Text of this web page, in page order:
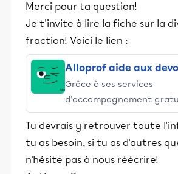
Merci pour ta question!
Je t'invite à lire la fiche sur la
fraction! Voici le lien :
Alloprof aide aux
Grâce à ses services
d’accompagnement
stimulants, Alloprof
et leurs parents dans la
éducative.
Tu devrais y retrouver toute
tu as besoin, si tu as d'autres
n'hésite pas à nous réécrire!